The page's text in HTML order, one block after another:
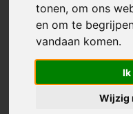
tonen, om ons
en om te
vandaan komen.
Ik
Wijzig